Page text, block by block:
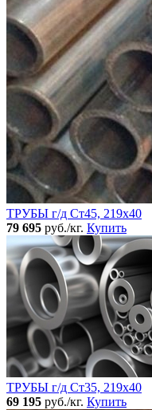
ТРУБЫ г/д Ст45, 219х40
79 695 руб./кг. Купить
ТРУБЫ г/д Ст35, 219х40
69 195 руб./кг. Купить